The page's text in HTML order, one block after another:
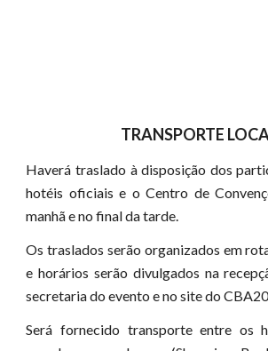
TRANSPORTE
Haverá traslado à disposição dos
hotéis oficiais e o Centro de
manhã e no final da tarde.
Os traslados serão organizados em
e horários serão divulgados na
secretaria do evento e no site do
Será fornecido transporte entre os